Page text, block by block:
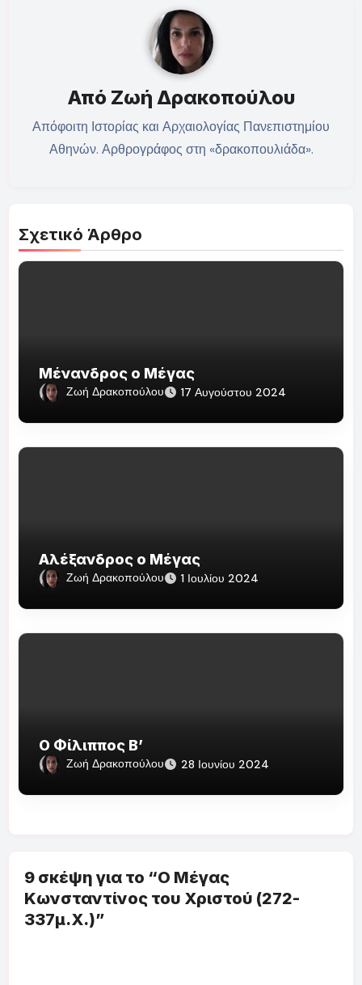
Από Ζωή Δρακοπούλου
Απόφοιτη Ιστορίας και Αρχαιολογίας Πανεπιστημίου
Αθηνών. Αρθρογράφος στη «δρακοπουλιάδα».
Σχετικό Άρθρο
Μένανδρος ο Μέγας
Ζωή Δρακοπούλου 17 Αυγούστου 2024
Αλέξανδρος ο Μέγας
Ζωή Δρακοπούλου 1 Ιουλίου 2024
Ο Φίλιππος Β’
Ζωή Δρακοπούλου 28 Ιουνίου 2024
9 σκέψη για το “Ο Μέγας
Κωνσταντίνος του Χριστού (272-
337μ.Χ.)”